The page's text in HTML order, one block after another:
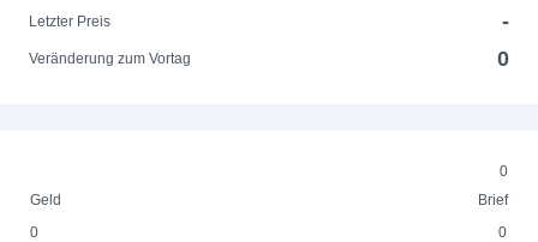
Letzter Preis
-
Veränderung zum Vortag 0
0
Geld
Brief
0
0